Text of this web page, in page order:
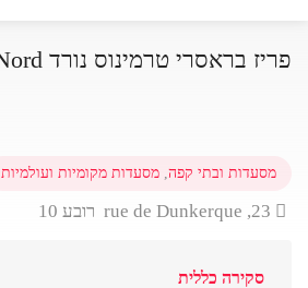
פריז בראסרי טרמינוס נורד Terminus Nord
מסעדות ובתי קפה, מסעדות מקומיות ועולמיות
סקירה כללית